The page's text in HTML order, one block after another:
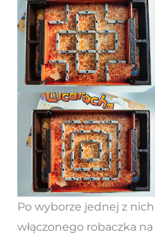
Po wyborze jednej z
włączonego robaczka